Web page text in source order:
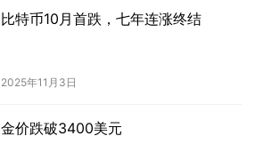
比特币10月首跌，七年连涨终结
2025年11月3日
金价跌破3400美元